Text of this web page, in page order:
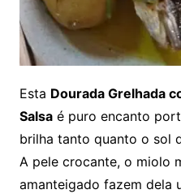
Esta Dourada Grelhada
Salsaé puro encanto
brilha tanto quanto o sol
A pele crocante, o miolo
amanteigado fazem dela